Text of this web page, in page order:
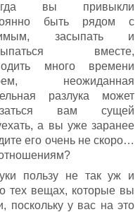
вы привыкли
быть рядом с
засыпать и
вместе,
много времени
неожиданная
разлука может
вам сущей
а вы уже заранее
его очень не скоро…
отношениям?
пользу не так уж и
тех вещах, которые вы
поскольку у вас на это